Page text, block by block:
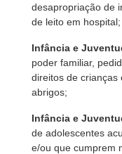
desapropriação de
de leito em hospital;
Infância e
poder familiar,
direitos de crianças
abrigos;
Infância e
de adolescentes
e/ou que cumprem